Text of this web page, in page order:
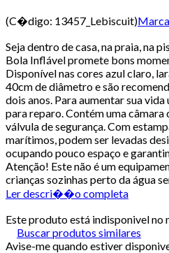
(C�digo: 13457_Lebiscuit)
Seja dentro de casa, na praia, na
Bola Inflável promete bons
Disponível nas cores azul claro,
40cm de diâmetro e são
dois anos. Para aumentar sua
para reparo. Contém uma câmara
válvula de segurança. Com
marítimos, podem ser levadas
ocupando pouco espaço e
Atenção! Este não é um
crianças sozinhas perto da água
Ler descri��o completa
Este produto está indisponivel no
Buscar produtos similares
Avise-me quando estiver